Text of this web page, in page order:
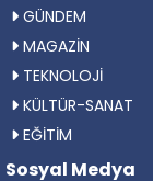
GÜNDEM
MAGAZİN
TEKNOLOJİ
KÜLTÜR-SANAT
EĞİTİM
Sosyal Medya